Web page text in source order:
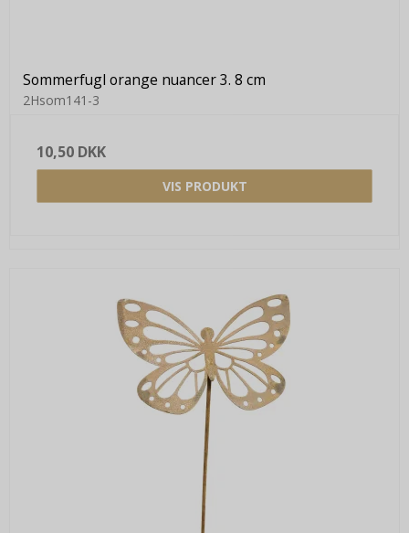
Sommerfugl orange nuancer 3. 8 cm
2Hsom141-3
10,50 DKK
VIS PRODUKT